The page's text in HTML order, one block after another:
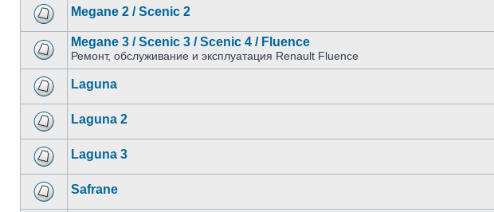
Megane 2 / Scenic 2
Megane 3 / Scenic 3 / Scenic 4 / Fluence
Ремонт, обслуживание и эксплуатация Renault Fluence
Laguna
Laguna 2
Laguna 3
Safrane